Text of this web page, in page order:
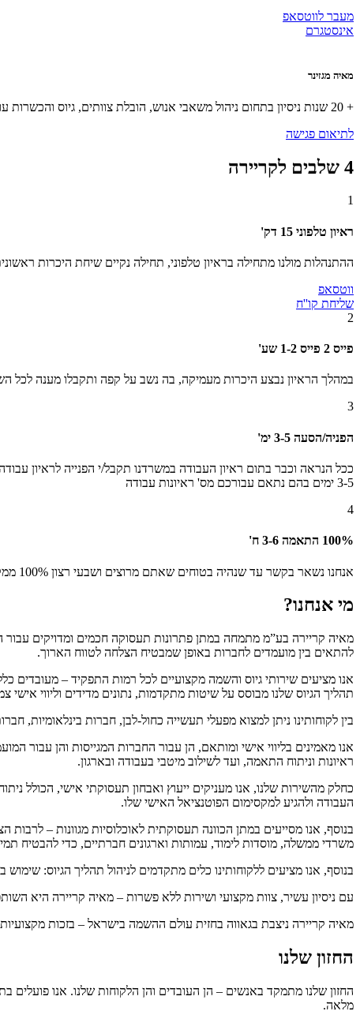
מעבר לווטסאפ
אינסטגרם
מאיה מגזינר
+ 20 שנות ניסיון בתחום ניהול משאבי אנוש, הובלת צוותים, גיוס והכשרות עובדים, ייעוץ ופיתוח תעסוקתי, מדיניות שכר ודיני עבודה.
לתיאום פגישה
4 שלבים לקריירה
1
ראיון טלפוני 15 דק'
ההתנהלות מולנו מתחילה בראיון טלפוני, תחילה נקיים שיחת היכרות
ווטסאפ
שליחת קו''ח
2
פייס 2 פייס 1-2 שע'
במהלך הראיון נבצע היכרות מעמיקה, בה נשב על קפה ותקבלו מענה לכל
3
הפניה/הסעה 3-5 ימ'
ככל הנראה וכבר בתום ראיון העבודה במשרדנו תקבל/י הפנייה לראיון
3-5 ימים בהם נתאם עבורכם מס' ראיונות עבודה
4
100% התאמה 3-6 ח'
אנחנו נשאר בקשר עד שנהיה בטוחים שאתם מרוצים ושבעי רצון 100% ממקום העבודה החדש. כך שנשאר בקשר שבועי ונוודא שהכל מתקדם כשורה, עד להטמעה מלאה (לרוב בין 3-6 חודשים)
מי אנחנו?
מאיה קריירה בע”מ מתמחה במתן פתרונות תעסוקה חכמים ומדויקים עבור
להתאים בין מועמדים לחברות באופן שמבטיח הצלחה לטווח הארוך.
אנו מציעים שירותי גיוס והשמה מקצועיים לכל רמות התפקיד – מעובדים
תהליך הגיוס שלנו מבוסס על שיטות מתקדמות, נתונים מדידים וליווי אישי
בין לקוחותינו ניתן למצוא מפעלי תעשייה כחול-לבן, חברות בינלאומיות,
אנו מאמינים בליווי אישי ומותאם, הן עבור החברות המגייסות והן
ראיונות וניתוח התאמה, ועד לשילוב מיטבי בעבודה ובארגון.
כחלק מהשירות שלנו, אנו מעניקים ייעוץ ואבחון תעסוקתי אישי, הכולל
העבודה ולהגיע למקסימום הפוטנציאל האישי שלו.
בנוסף, אנו מסייעים במתן הכוונה תעסוקתית לאוכלוסיות מגוונות –
משרדי ממשלה, מוסדות לימוד, עמותות וארגונים חברתיים, כדי להבטיח
בנוסף, אנו מציעים ללקוחותינו כלים מתקדמים לניהול תהליך הגיוס:
עם ניסיון עשיר, צוות מקצועי ושירות ללא פשרות – מאיה קריירה היא
מאיה קריירה ניצבת בגאווה בחזית עולם ההשמה בישראל – בזכות
החזון שלנו
החזון שלנו מתמקד באנשים – הן העובדים והן הלקוחות שלנו. אנו
מלאה.